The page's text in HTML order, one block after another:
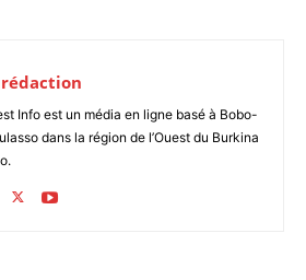
rédaction
Info est un média en ligne basé à Bobo-
dans la région de l’Ouest du Burkina